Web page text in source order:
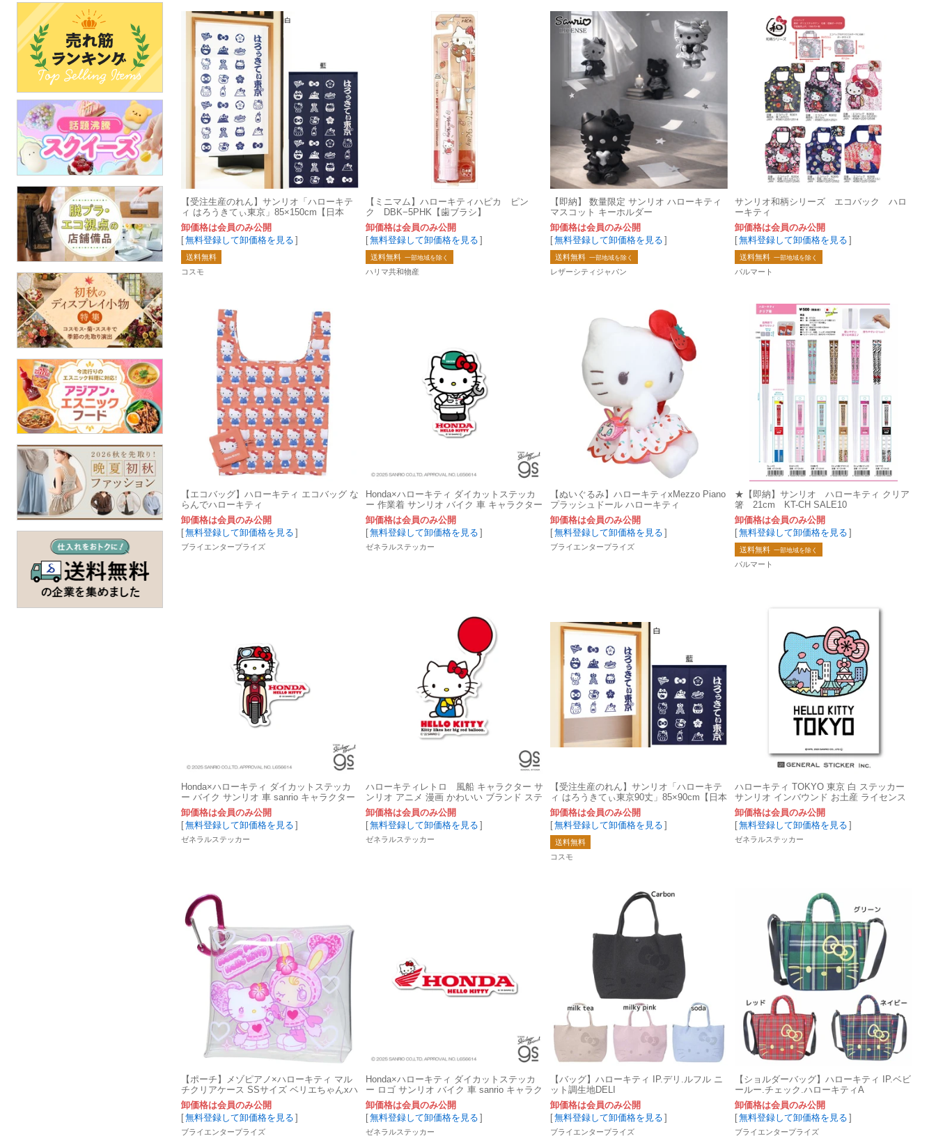
【受注生産のれん】サンリオ「ハローキテ
ィ はろうきてぃ東京」85×150cm【日本
製】コスモ 目隠し
卸価格は会員のみ公開
[無料登録して卸価格を見る ]
送料無料
コスモ
【ミニマム】ハローキティハピカ ピン
ク DBK−5PHK【歯ブラシ】
卸価格は会員のみ公開
[無料登録して卸価格を見る ]
送料無料 一部地域を除く
ハリマ共和物産
【即納】 数量限定 サンリオ ハローキティ
マスコット キーホルダー
卸価格は会員のみ公開
[無料登録して卸価格を見る ]
送料無料 一部地域を除く
レザーシティジャパン
サンリオ和柄シリーズ エコバック ハロ
ーキティ
卸価格は会員のみ公開
[無料登録して卸価格を見る ]
送料無料 一部地域を除く
パルマート
【エコバッグ】ハローキティ エコバッグ な
らんでハローキティ
卸価格は会員のみ公開
[無料登録して卸価格を見る ]
ブライエンタープライズ
Honda×ハローキティ ダイカットステッカ
ー 作業着 サンリオ バイク 車 キャラクター
グッズ LCS1719
卸価格は会員のみ公開
[無料登録して卸価格を見る ]
ゼネラルステッカー
【ぬいぐるみ】ハローキティxMezzo Piano
プラッシュドール ハローキティ
卸価格は会員のみ公開
[無料登録して卸価格を見る ]
ブライエンタープライズ
★【即納】サンリオ ハローキティ クリア
箸 21cm KT-CH SALE10
卸価格は会員のみ公開
[無料登録して卸価格を見る ]
送料無料 一部地域を除く
パルマート
Honda×ハローキティ ダイカットステッカ
ー バイク サンリオ 車 sanrio キャラクター
グッズ LCS1720
卸価格は会員のみ公開
[無料登録して卸価格を見る ]
ゼネラルステッカー
ハローキティレトロ 風船 キャラクター サ
ンリオ アニメ 漫画 かわいい ブランド ステ
ッカー LCS-1523
卸価格は会員のみ公開
[無料登録して卸価格を見る ]
ゼネラルステッカー
【受注生産のれん】サンリオ「ハローキテ
ィ はろうきてぃ東京90丈」85×90cm【日本
製】コスモ
卸価格は会員のみ公開
[無料登録して卸価格を見る ]
送料無料
コスモ
ハローキティ TOKYO 東京 白 ステッカー
サンリオ インバウンド お土産 ライセンス
商品 LCS999 グッズ
卸価格は会員のみ公開
[無料登録して卸価格を見る ]
ゼネラルステッカー
【ポーチ】メゾピアノ×ハローキティ マル
チクリアケース SSサイズ ベリエちゃんxハ
ローキティ B
卸価格は会員のみ公開
[無料登録して卸価格を見る ]
ブライエンタープライズ
Honda×ハローキティ ダイカットステッカ
ー ロゴ サンリオ バイク 車 sanrio キャラク
ター グッズ LCS1721
卸価格は会員のみ公開
[無料登録して卸価格を見る ]
ゼネラルステッカー
【バッグ】ハローキティ IP.デリ.ルフル ニ
ット調生地DELI
卸価格は会員のみ公開
[無料登録して卸価格を見る ]
ブライエンタープライズ
【ショルダーバッグ】ハローキティ IP.ベビ
ールー.チェック.ハローキティA
卸価格は会員のみ公開
[無料登録して卸価格を見る ]
ブライエンタープライズ